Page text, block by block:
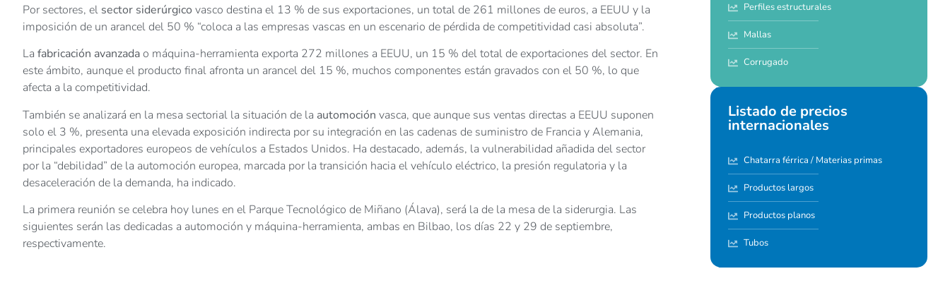
Por sectores, el sector siderúrgico vasco destina el 13 % de sus exportaciones, un total de 261 millones de euros, a EEUU y la
imposición de un arancel del 50 % “coloca a las empresas vascas en un escenario de pérdida de competitividad casi absoluta”.
La fabricación avanzadao máquina-herramienta exporta 272 millones a EEUU, un 15 % del total de exportaciones del sector. En
este ámbito, aunque el producto final afronta un arancel del 15 %, muchos componentes están gravados con el 50 %, lo que
afecta a la competitividad.
También se analizará en la mesa sectorial la situación de la automoción vasca, que aunque sus ventas directas a EEUU suponen
solo el 3 %, presenta una elevada exposición indirecta por su integración en las cadenas de suministro de Francia y Alemania,
principales exportadores europeos de vehículos a Estados Unidos. Ha destacado, además, la vulnerabilidad añadida del sector
por la “debilidad” de la automoción europea, marcada por la transición hacia el vehículo eléctrico, la presión regulatoria y la
desaceleración de la demanda, ha indicado.
La primera reunión se celebra hoy lunes en el Parque Tecnológico de Miñano (Álava), será la de la mesa de la siderurgia. Las
siguientes serán las dedicadas a automoción y máquina-herramienta, ambas en Bilbao, los días 22 y 29 de septiembre,
respectivamente.
Perfiles estructurales
Mallas
Corrugado
Listado de precios
internacionales
Chatarra férrica / Materias primas
Productos largos
Productos planos
Tubos